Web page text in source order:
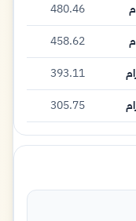
480.46
458.62
393.11
305.75